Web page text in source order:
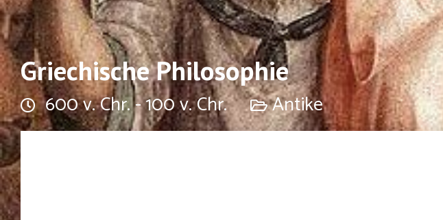
Griechische Philosophie
600 v. Chr. - 100 v. Chr. Antike